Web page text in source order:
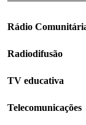
Rádio
Radiodifusão
TV educativa
Telecomunicações